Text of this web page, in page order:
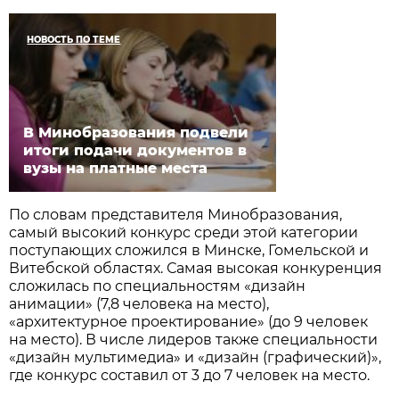
НОВОСТЬ ПО ТЕМЕ
В Минобразования подвели
итоги подачи документов в
вузы на платные места
По словам представителя Минобразования,
самый высокий конкурс среди этой категории
поступающих сложился в Минске, Гомельской и
Витебской областях. Самая высокая конкуренция
сложилась по специальностям «дизайн
анимации» (7,8 человека на место),
«архитектурное проектирование» (до 9 человек
на место). В числе лидеров также специальности
«дизайн мультимедиа» и «дизайн (графический)»,
где конкурс составил от 3 до 7 человек на место.